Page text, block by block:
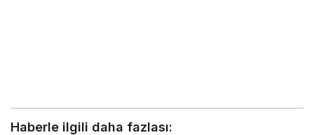
Haberle ilgili daha fazlası: